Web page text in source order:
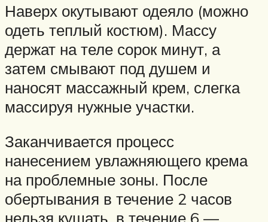
Наверх окутывают одеяло (можно
одеть теплый костюм). Массу
держат на теле сорок минут, а
затем смывают под душем и
наносят массажный крем, слегка
массируя нужные участки.
Заканчивается процесс
нанесением увлажняющего крема
на проблемные зоны. После
обертывания в течение 2 часов
нельзя кушать, в течение 6 —